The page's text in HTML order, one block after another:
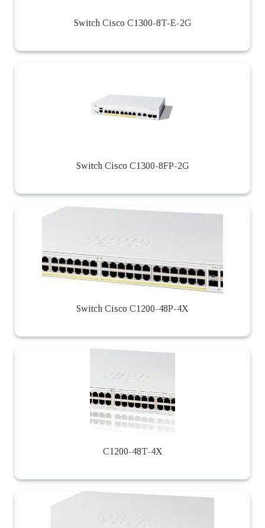
Switch Cisco C1300-8T-E-2G
Switch Cisco C1300-8FP-2G
Switch Cisco C1200-48P-4X
C1200-48T-4X